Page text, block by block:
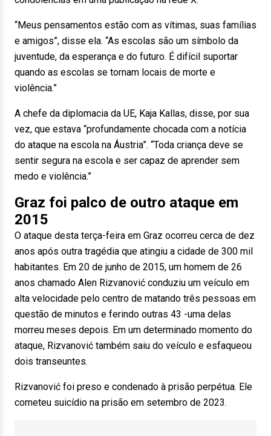
“Meus pensamentos estão com as vítimas, suas famílias
e amigos”, disse ela. “As escolas são um símbolo da
juventude, da esperança e do futuro. É difícil suportar
quando as escolas se tornam locais de morte e
violência.”
A chefe da diplomacia da UE, Kaja Kallas, disse, por sua
vez, que estava “profundamente chocada com a notícia
do ataque na escola na Áustria”. “Toda criança deve se
sentir segura na escola e ser capaz de aprender sem
medo e violência.”
Graz foi palco de outro ataque em
2015
O ataque desta terça-feira em Graz ocorreu cerca de dez
anos após outra tragédia que atingiu a cidade de 300 mil
habitantes. Em 20 de junho de 2015, um homem de 26
anos chamado Alen Rizvanović conduziu um veículo em
alta velocidade pelo centro de matando três pessoas em
questão de minutos e ferindo outras 43 -uma delas
morreu meses depois. Em um determinado momento do
ataque, Rizvanović também saiu do veículo e esfaqueou
dois transeuntes.
Rizvanović foi preso e condenado à prisão perpétua. Ele
cometeu suicídio na prisão em setembro de 2023.